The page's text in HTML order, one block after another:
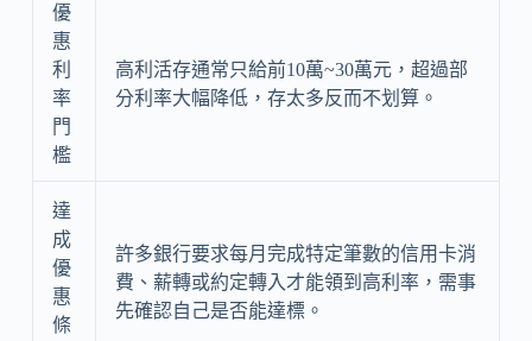
優
惠
利
率
門
檻
高利活存通常只給前10萬~30萬元，超過部
分利率大幅降低，存太多反而不划算。
達
成
優
惠
條
許多銀行要求每月完成特定筆數的信用卡消
費、薪轉或約定轉入才能領到高利率，需事
先確認自己是否能達標。